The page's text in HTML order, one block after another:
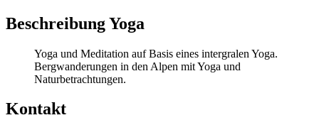
Beschreibung Yoga
Yoga und Meditation auf Basis eines intergralen Yoga.
Bergwanderungen in den Alpen mit Yoga und
Naturbetrachtungen.
Kontakt